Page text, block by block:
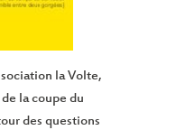
la Volte,
la coupe du
des questions